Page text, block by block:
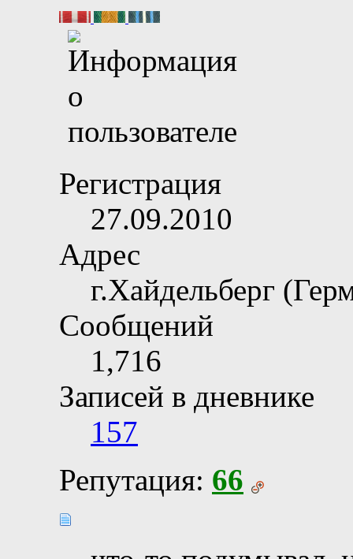
Регистрация
27.09.2010
Адрес
г.Хайдельберг
Сообщений
1,716
Записей в дневнике
157
Репутация: 66